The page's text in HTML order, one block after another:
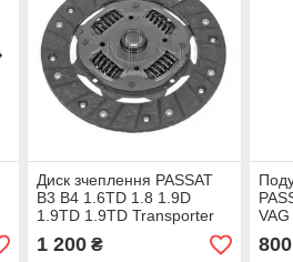
Диск зчеплення PASSAT
B3 B4 1.6TD 1.8 1.9D
1.9TD 1.9TD Transporter
T4 1.9D
1 200₴ 800